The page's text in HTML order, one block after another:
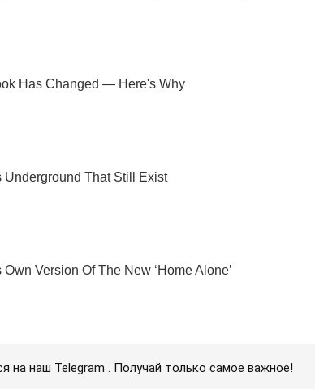
на наш Telegram . Получай только самое важное!